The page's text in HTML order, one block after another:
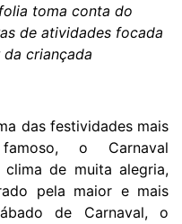
toma conta do
de atividades focada
criançada
das festividades mais
famoso, o Carnaval
de muita alegria,
pela maior e mais
de Carnaval, o